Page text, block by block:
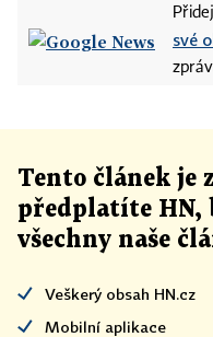
své
Tento článek je
předplatíte HN,
všechny naše
Veškerý obsah HN.cz
Mobilní aplikace